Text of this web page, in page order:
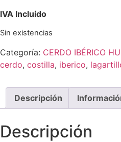
IVA Incluido
Sin existencias
Categoría: CERDO IBÉRICO
cerdo, costilla, iberico,
Descripción
Descripción